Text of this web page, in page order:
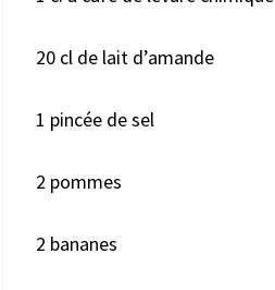
20 cl de lait d’amande
1 pincée de sel
2 pommes
2 bananes